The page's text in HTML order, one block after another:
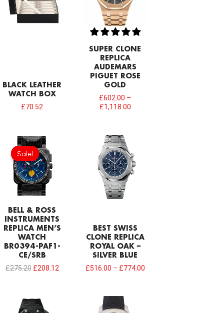
BLACK LEATHER
WATCH BOX
£70.52
SUPER CLONE
REPLICA
AUDEMARS
PIGUET ROSE
GOLD
£602.00 –
£1,118.00
Sale!
Sale!
BELL & ROSS
INSTRUMENTS
REPLICA MEN’S
WATCH
BR0394-PAF1-
CE/SRB
£275.20
Original
price
was:
£275.20.
£208.12
BEST SWISS
CLONE REPLICA
ROYAL OAK –
SILVER BLUE
£516.00 – £774.00